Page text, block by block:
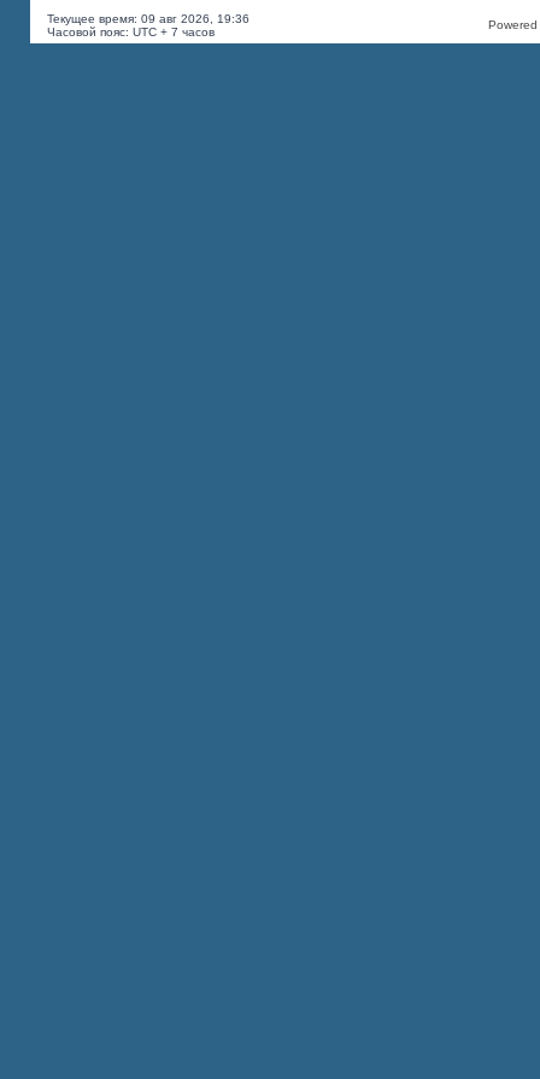
Текущее время: 09 авг 2026, 19:36
Часовой пояс: UTC + 7 часов